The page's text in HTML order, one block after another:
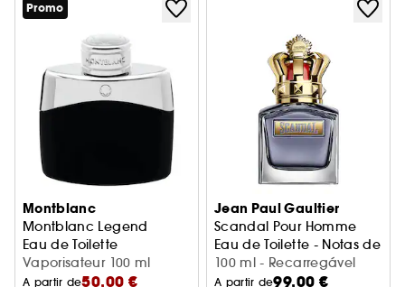
Promo
Montblanc
Montblanc Legend
Eau de Toilette
Vaporisateur 100 ml
A partir de50,00 €
Jean Paul Gaultier
Scandal Pour Homme
Eau de Toilette - Notas de
100 ml - Recarregável
A partir de99,00 €